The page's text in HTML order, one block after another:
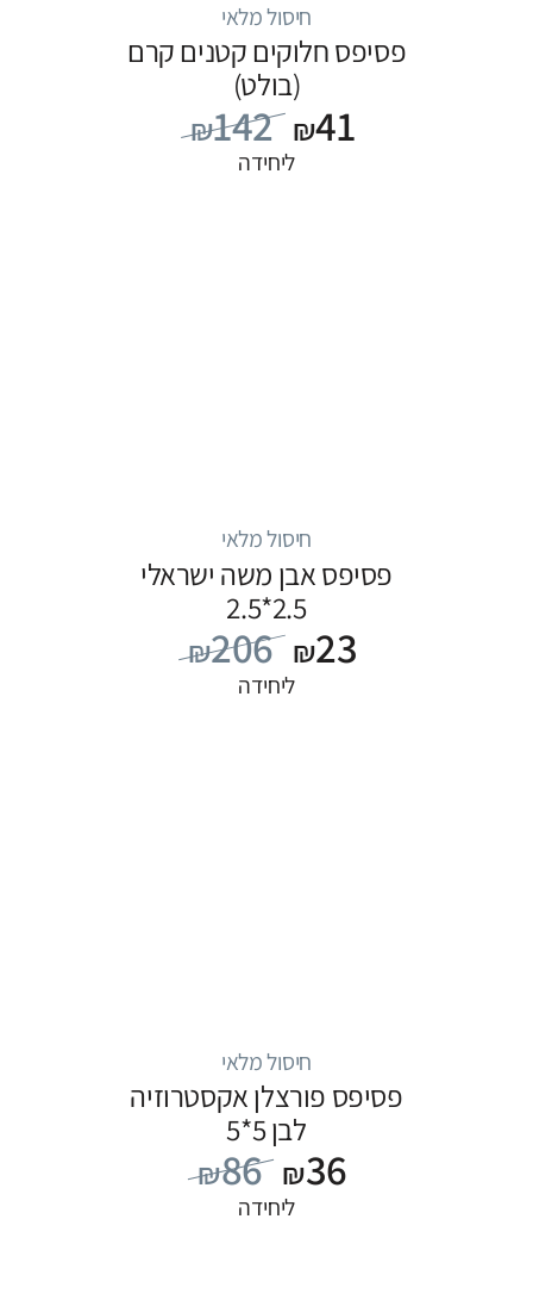
חיסול מלאי
פסיפס חלוקים קטנים קרם
(בולט)
₪142 ₪41
ליחידה
חיסול מלאי
פסיפס אבן משה ישראלי
2.5*2.5
₪206 ₪23
ליחידה
חיסול מלאי
פסיפס פורצלן אקסטרוזיה
לבן 5*5
₪86 ₪36
ליחידה